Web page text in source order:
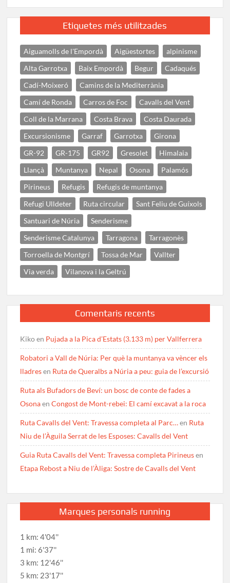
Etiquetes més utilitzades
Aiguamolls de l'Empordà Aigüestortes
alpinisme
Alta Garrotxa
Baix Empordà Begur
Cadaqués
Cadí-Moixeró
Camins de la Mediterrània
Camí de Ronda
Carros de Foc
Cavalls del Vent
Coll de la Marrana
Costa Brava
Costa Daurada
Excursionisme
Garraf Garrotxa
Girona
GR-92
GR-175 GR92 Gresolet
Himalaia
Llançà
Muntanya Nepal Osona
Palamós
Pirineus
Refugis
Refugis de muntanya
Refugi Ulldeter
Ruta circular
Sant Feliu de Guíxols
Santuari de Núria
Senderisme
Senderisme Catalunya
Tarragona
Tarragonès
Torroella de Montgrí
Tossa de Mar
Vallter
Via verda
Vilanova i la Geltrú
Comentaris recents
Kikoen Pujada a la Pica d’Estats (3.133 m) per Vallferrera
Robatori a Vall de Núria: Per què la muntanya va vèncer els
lladresen Ruta de Queralbs a Núria a peu: guia de l’excursió
Ruta als Bufadors de Beví: un bosc de conte de fades a
OsonaenCongost de Mont-rebei: El camí excavat a la roca
Ruta Cavalls del Vent: Travessa completa al Parc…en Ruta
Niu de l’Àguila Serrat de les Esposes: Cavalls del Vent
Guia Ruta Cavalls del Vent: Travessa completa Pirineusen
Etapa Rebost a Niu de l’Àliga: Sostre de Cavalls del Vent
Marques personals running
1 km: 4'04''
1 mi: 6'37''
3 km: 12'46''
5 km: 23'17''